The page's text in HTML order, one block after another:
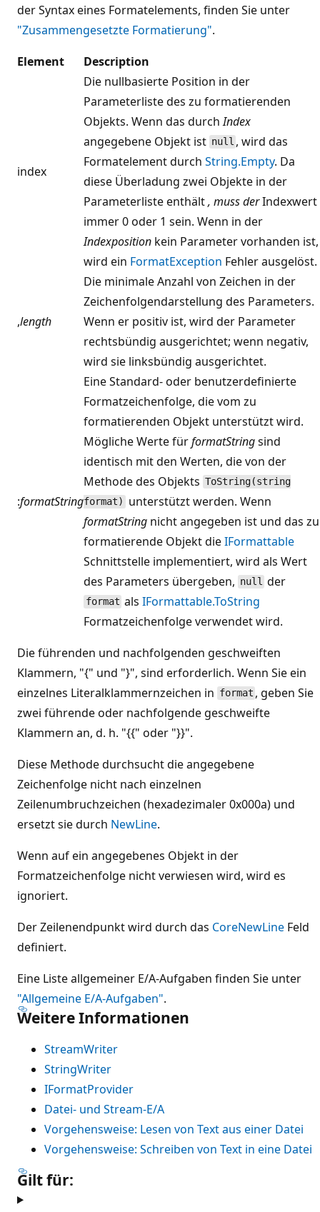
der Syntax eines Formatelements, finden Sie unter
"Zusammengesetzte Formatierung".
Element
Description
index
Die nullbasierte Position in der
Parameterliste des zu formatierenden
Objekts. Wenn das durchIndex
angegebene Objekt ist null , wird das
Formatelement durch String.Empty. Da
diese Überladung zwei Objekte in der
Parameterliste enthält, muss derIndexwert
immer 0 oder 1 sein. Wenn in der
Indexposition kein Parameter vorhanden ist,
wird ein FormatException Fehler ausgelöst.
,length
Die minimale Anzahl von Zeichen in der
Zeichenfolgendarstellung des Parameters.
Wenn er positiv ist, wird der Parameter
rechtsbündig ausgerichtet; wenn negativ,
wird sie linksbündig ausgerichtet.
:formatString
Eine Standard- oder benutzerdefinierte
Formatzeichenfolge, die vom zu
formatierenden Objekt unterstützt wird.
Mögliche Werte fürformatStringsind
identisch mit den Werten, die von der
Methode des Objekts ToString(string
format)
unterstützt werden. Wenn
formatString nicht angegeben ist und das zu
formatierende Objekt dieIFormattable
Schnittstelle implementiert, wird als Wert
des Parameters übergeben, null der
format alsIFormattable.ToString
Formatzeichenfolge verwendet wird.
Die führenden und nachfolgenden geschweiften
Klammern, "{" und "}", sind erforderlich. Wenn Sie ein
einzelnes Literalklammernzeichen in format , geben Sie
zwei führende oder nachfolgende geschweifte
Klammern an, d. h. "{{" oder "}}".
Diese Methode durchsucht die angegebene
Zeichenfolge nicht nach einzelnen
Zeilenumbruchzeichen (hexadezimaler 0x000a) und
ersetzt sie durch NewLine.
Wenn auf ein angegebenes Objekt in der
Formatzeichenfolge nicht verwiesen wird, wird es
ignoriert.
Der Zeilenendpunkt wird durch das CoreNewLine Feld
definiert.
Eine Liste allgemeiner E/A-Aufgaben finden Sie unter
"Allgemeine E/A-Aufgaben".
Weitere Informationen
StreamWriter
StringWriter
IFormatProvider
Datei- und Stream-E/A
Vorgehensweise: Lesen von Text aus einer Datei
Vorgehensweise: Schreiben von Text in eine Datei
Gilt für: